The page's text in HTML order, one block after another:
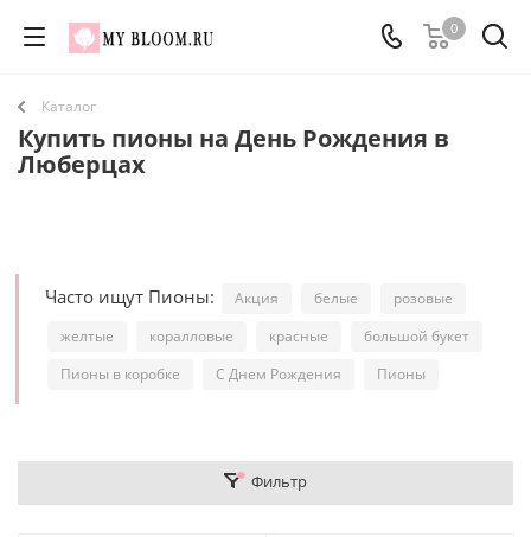
0
Каталог
Купить пионы на День Рождения в
Люберцах
Часто ищут Пионы: Акция белые
розовые
желтые
коралловые красные
большой букет
Пионы в коробке
С Днем Рождения Пионы
Фильтр